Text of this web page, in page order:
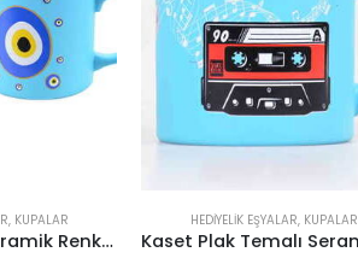
, KUPALAR
Nazar Temalı Seramik Renkli Kupa
HEDIYELIK EŞYALAR, KUPALAR